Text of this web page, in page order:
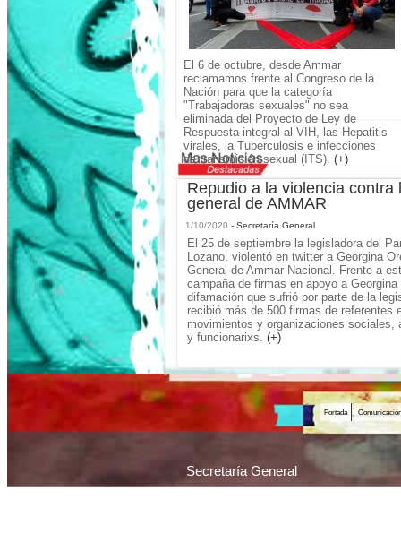
El 6 de octubre, desde Ammar
reclamamos frente al Congreso de la
Nación para que la categoría
"Trabajadoras sexuales" no sea
eliminada del Proyecto de Ley de
Respuesta integral al VIH, las Hepatitis
virales, la Tuberculosis e infecciones
de transmisión sexual (ITS). (+)
Repudio a la violencia contra
general de AMMAR
1/10/2020 - Secretaría General
El 25 de septiembre la legisladora del
Lozano, violentó en twitter a Georgina
General de Ammar Nacional. Frente a
campaña de firmas en apoyo a
difamación que sufrió por parte de la
recibió más de 500 firmas de referentes
movimientos y organizaciones sociales,
y funcionarixs. (+)
Portada Comunicación
Secretaría General